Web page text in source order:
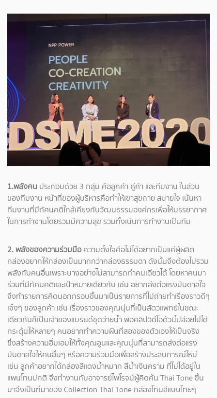
1.พลังคน ประกอบด้วย 3 กลุ่ม คือลูกค้า คู่ค้า และทีมงาน ในส่วน
ของทีมงาน หน้าที่ของผู้บริหารคือทำให้เขาสุขกาย สบายใจ เน้นหา
ทีมงานที่มีทัศนคติใกล้เคียงกับวัฒนธรรมองค์กรเพื่อให้บรรยากาศ
ในการทำงานโดยรวมมีความสุข รวมทั้งเน้นการทำงานเป็นทีม
2. พลังของความร่วมมือความตั้งใจคือไม่ได้อยากเป็นแค่ผู้ผลิต
กล่องอยากให้กล่องเป็นมากกว่ากล่องธรรมดา ดังนั้นจึงต้องไปรวม
พลังกับคนอื่นเพราะบางอย่างไม่สามารถทำคนเดียวได้ โดยหาคนมา
ร่วมที่มีทัศนคติและเป้าหมายเดียวกับ เช่น อยากส่งต่อแรงบันดาลใจ
จึงทำรายการคิดนอกกรอบขึ้นมาเป็นรายการที่ไปถ่ายทำเรื่องราวดีๆ
เจ๋งๆ ของลูกค้า เช่น เรื่องราวของคุณนุ่นที่เป็นสัตวแพทย์ในขณะ
เดียวกันก็เป็นเจ้าของแบรนด์ชุดว่ายน้ำ พอคลิปวิดีโอตัวนี้ปล่อยไปได้
กระตุ้นให้หลายๆ คนอยากทำความฝันที่สองของตัวเองให้เป็นจริง
ซึ่งสร้างความอิ่มเอมให้ทั้งคุณอูนและคุณนุ่นที่สามารถส่งต่อแรง
บันดาลใจให้คนอื่นๆ หรือความร่วมมือเพื่อสร้างประสบการณ์ใหม่
เช่น ลูกค้าอยากได้กล่องสีแดงน้ำหมาก สีน้ำเงินคราม ที่ไม่ได้อยู่ใน
แพนโทนปกติ จึงทำงานกับอาจารย์ไพโรจน์ผู้คิดค้น Thai Tone ขึ้น
มาจึงเป็นที่มาของ Collection Thai Tone กล่องโทนสีแบบไทยๆ